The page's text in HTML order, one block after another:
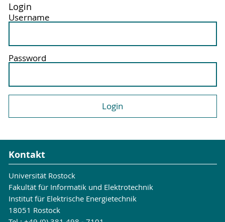
Login
Username
Password
Kontakt
Universität Rostock
Fakultät für Informatik und Elektrotechnik
Institut für Elektrische Energietechnik
18051 Rostock